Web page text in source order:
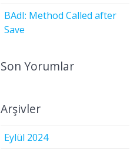
BAdI: Method Called after
Save
Son Yorumlar
Arşivler
Eylül 2024